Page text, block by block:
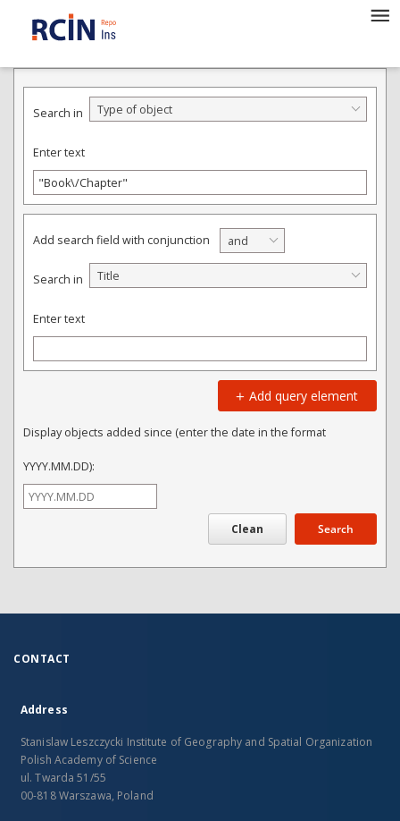
ADVANCED SEARCH
Search in Type of object
Enter text
Add search field with conjunction and
Search in Title
Enter text
Add query element
Display objects added since (enter the date in the format
YYYY.MM.DD):
Search
CONTACT
Address
Stanislaw Leszczycki Institute of Geography and Spatial Organization
Polish Academy of Science
ul. Twarda 51/55
00-818 Warszawa, Poland